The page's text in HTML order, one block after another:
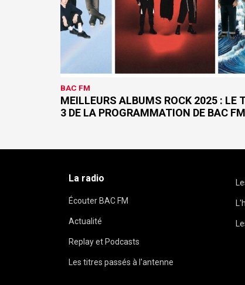
BAC FM
MEILLEURS ALBUMS ROCK 2025 : LE
3 DE LA PROGRAMMATION DE BAC FM
La radio
Écouter BAC FM
Actualité
Replay et Podcasts
Les titres passés à l'antenne